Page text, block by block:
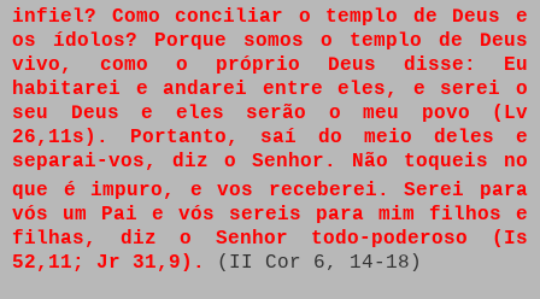
infiel? Como conciliar o templo de Deus e
os ídolos? Porque somos o templo de Deus
vivo, como o próprio Deus disse: Eu
habitarei e andarei entre eles, e serei o
seu Deus e eles serão o meu povo (Lv
26,11s). Portanto, saí do meio deles e
separai-vos, diz o Senhor. Não toqueis no
que é impuro, e vos receberei.Serei para
vós um Pai e vós sereis para mim filhos e
filhas, diz o Senhor todo-poderoso (Is
52,11; Jr 31,9).
(II Cor 6, 14-18)